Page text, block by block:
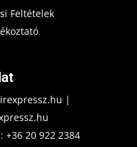
Feltételek
|
+36 20 922 2384